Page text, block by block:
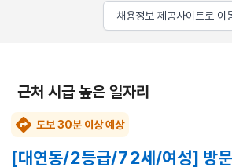
채용정보 제공사이트로 이
근처 시급 높은 일자리
도보 30분 이상 예상
[대연동/2등급/72세/여성] 방